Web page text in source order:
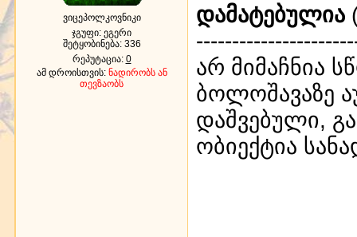
ვიცეპოლკოვნიკი
ჯგუფი: ეგერი
შეტყობინება: 336
რეპუტაცია: 0
ამ დროისთვის: ნადირობს ან
თევზაობს
დამატებულია
არ მიმაჩნია
ბოლოშავაზე
დაშვებული,
ობიექტია